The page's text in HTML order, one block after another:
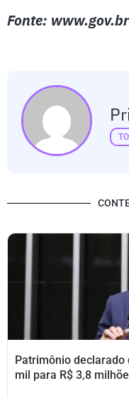
Fonte: www.gov.br
Patrimônio declarado
mil para R$ 3,8